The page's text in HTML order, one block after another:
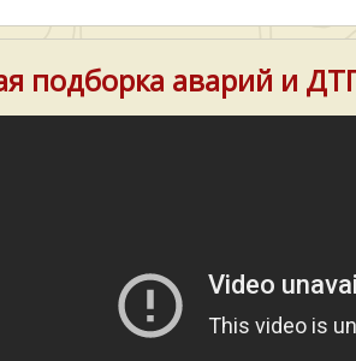
подборка аварий и